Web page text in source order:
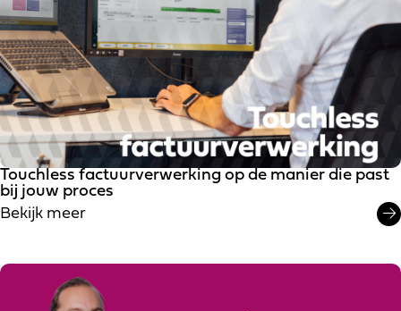
Touchless factuurverwerking op de manier die past
bij jouw proces
Bekijk meer